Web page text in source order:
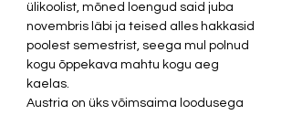
ülikoolist, mõned loengud said juba
novembris läbi ja teised alles hakkasid
poolest semestrist, seega mul polnud
kogu õppekava mahtu kogu aeg
kaelas.
Austria on üks võimsaima loodusega